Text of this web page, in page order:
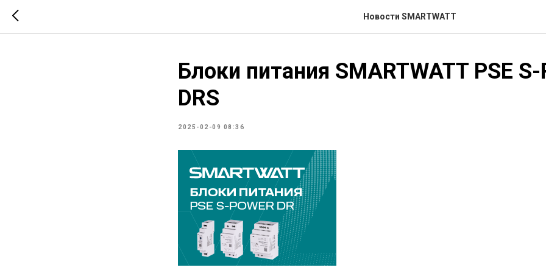
Новости SMARTWATT
Блоки питания SMARTWATT PSE S-
DRS
2025-02-09 08:36